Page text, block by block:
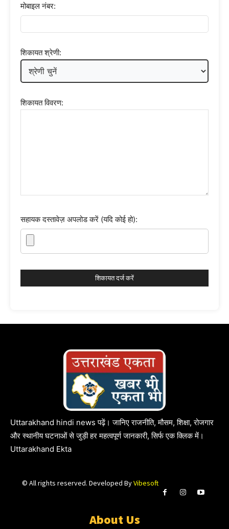
मोबाइल नंबर:
शिकायत श्रेणी:
शिकायत विवरण:
सहायक दस्तावेज़ अपलोड करें (यदि कोई हो):
Uttarakhand hindi news पढ़ें। जानिए राजनीति, मौसम, शिक्षा, रोजगार
और स्थानीय घटनाओं से जुड़ी हर महत्वपूर्ण जानकारी, सिर्फ एक क्लिक में।
Uttarakhand Ekta
© All rights reserved. Developed ByVibesoft
About Us